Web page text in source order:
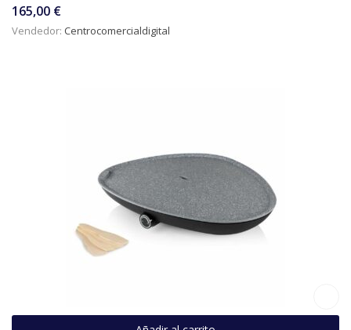
165,00 €
Vendedor: Centrocomercialdigital